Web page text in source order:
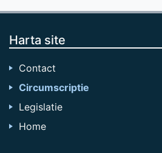
Harta site
Contact
Circumscriptie
Legislatie
Home